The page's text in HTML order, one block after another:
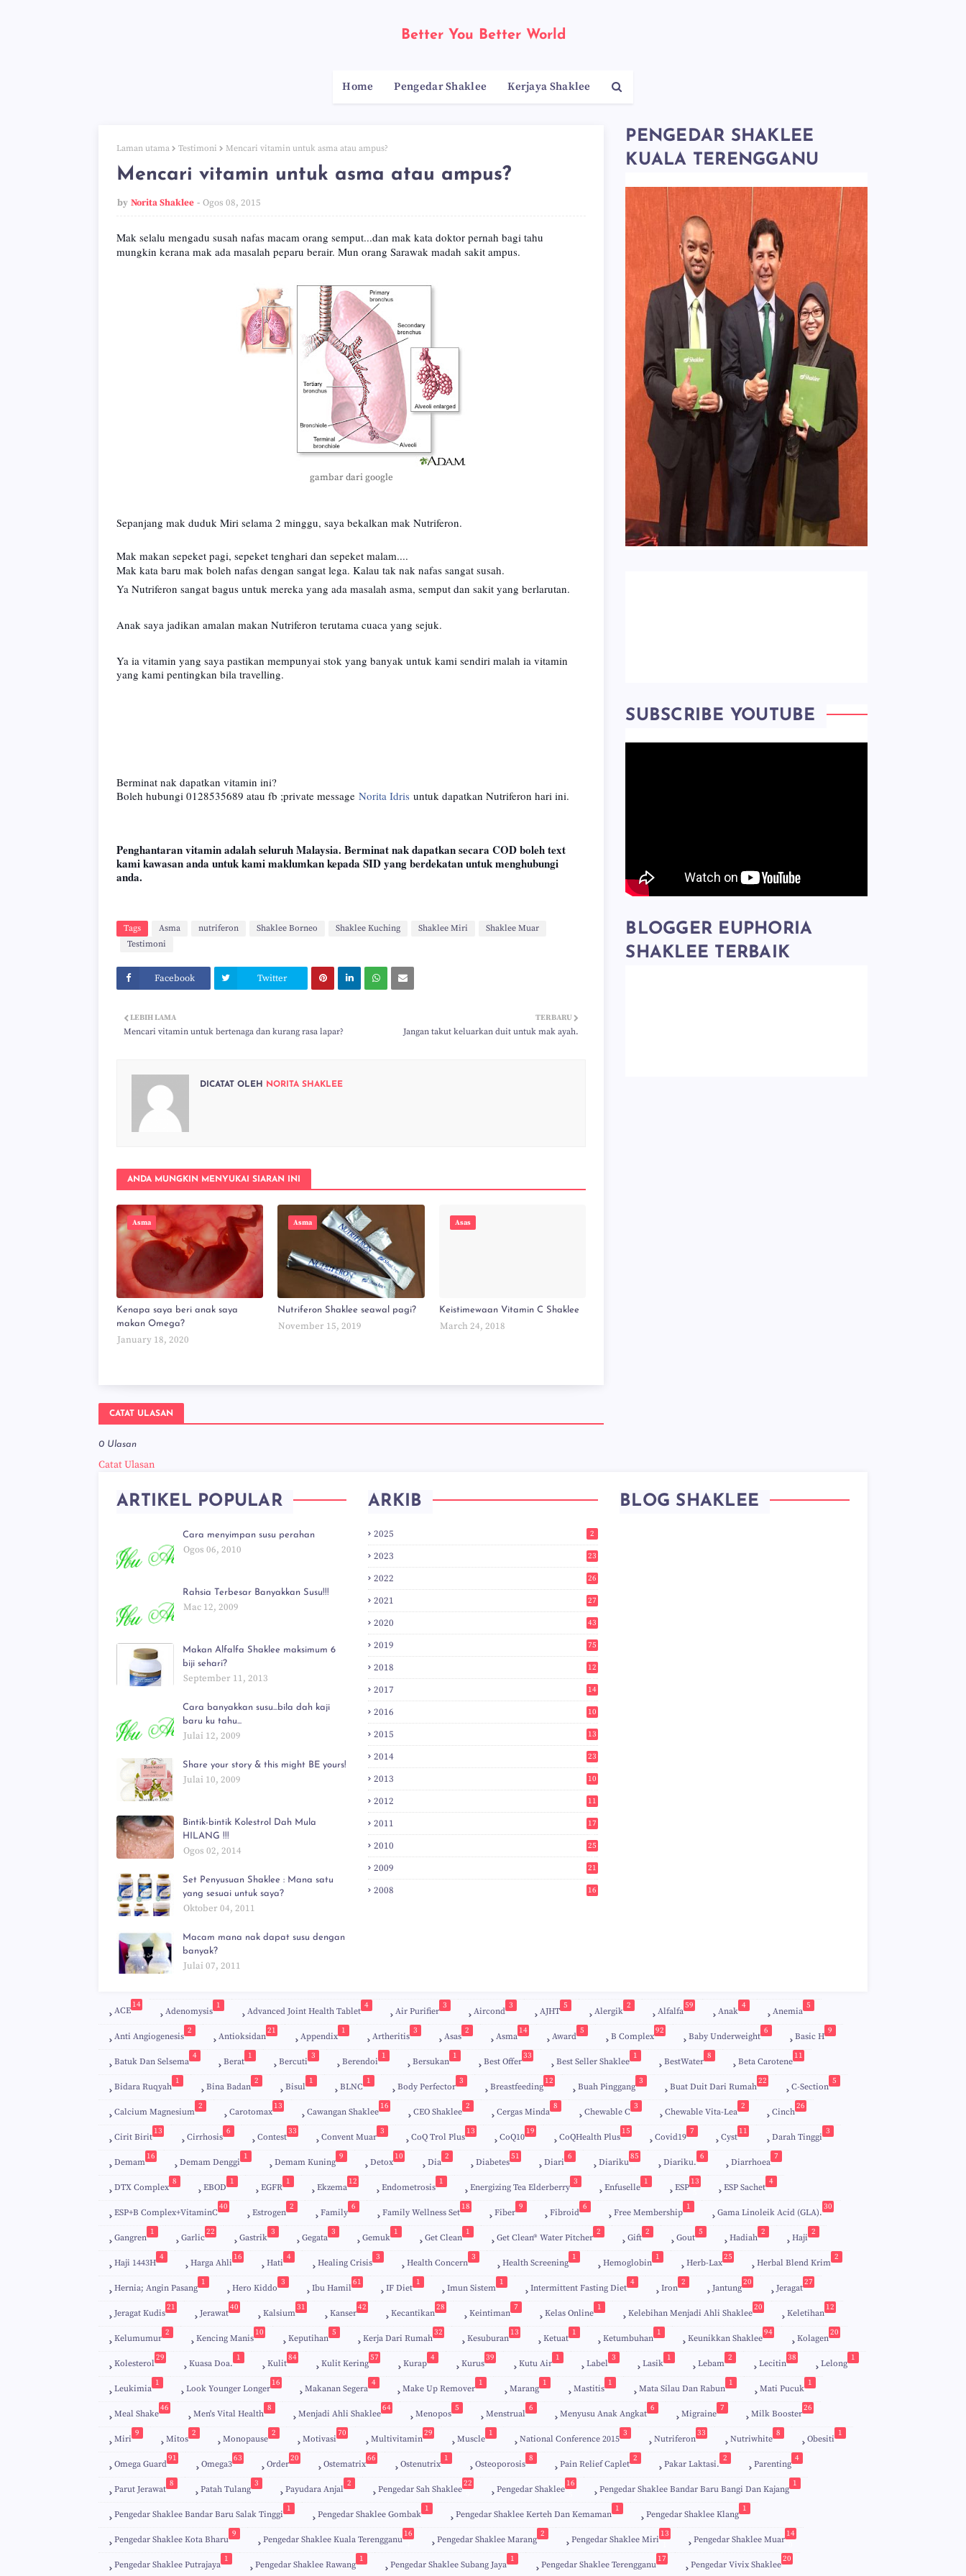
Better You Better World
Home Pengedar Shaklee Kerjaya Shaklee
Laman utama Testimoni Mencari vitamin untuk asma atau ampus?
Mencari vitamin untuk asma atau ampus?
by Norita Shaklee Ogos 08, 2015
Mak selalu mengadu susah nafas macam orang semput...dan mak kata doktor pernah bagi tahu
mungkin kerana mak ada masalah peparu berair. Mun orang Sarawak madah sakit ampus.
gambar dari google
Sepanjang mak duduk Miri selama 2 minggu, saya bekalkan mak Nutriferon.
Mak makan sepeket pagi, sepeket tenghari dan sepeket malam....
Mak kata baru mak boleh nafas dengan sangat lega. Kalau tak nak nafas sangat susah.
Ya Nutriferon sangat bagus untuk mereka yang ada masalah asma, semput dan sakit yang berlarutan.
Anak saya jadikan amalan makan Nutriferon terutama cuaca yang sejuk.
Ya ia vitamin yang saya pastikan mempunyai stok yang banyak untuk kami sendiri malah ia vitamin
yang kami pentingkan bila travelling.
Berminat nak dapatkan vitamin ini?
Boleh hubungi 0128535689 atau fb ;private message Norita Idris untuk dapatkan Nutriferon hari ini.
Penghantaran vitamin adalah seluruh Malaysia. Berminat nak dapatkan secara COD boleh text
kami kawasan anda untuk kami maklumkan kepada SID yang berdekatan untuk menghubungi
anda.
Tags Asma nutriferon Shaklee Borneo Shaklee Kuching Shaklee Miri
Shaklee Muar
Testimoni
Facebook Twitter
TERBARU
Jangan takut keluarkan duit untuk mak ayah.
LEBIH LAMA
Mencari vitamin untuk bertenaga dan kurang rasa lapar?
DICATAT OLEH NORITA SHAKLEE
ANDA MUNGKIN MENYUKAI SIARAN INI
Asma
Kenapa saya beri anak saya
makan Omega?
January 18, 2020
Asma
Nutriferon Shaklee seawal pagi?
November 15, 2019
Asas
Keistimewaan Vitamin C Shaklee
March 24, 2018
CATAT ULASAN
0 Ulasan
Catat Ulasan
PENGEDAR SHAKLEE
KUALA TERENGGANU
SUBSCRIBE YOUTUBE
BLOGGER EUPHORIA
SHAKLEE TERBAIK
ARTIKEL POPULAR
Cara menyimpan susu perahan
Ogos 06, 2010
Rahsia Terbesar Banyakkan Susu!!!
Mac 12, 2009
Makan Alfalfa Shaklee maksimum 6
biji sehari?
September 11, 2013
Cara banyakkan susu...bila dah kaji
baru ku tahu...
Julai 12, 2009
Share your story & this might BE yours!
Julai 10, 2009
Bintik-bintik Kolestrol Dah Mula
HILANG !!!
Ogos 02, 2014
Set Penyusuan Shaklee : Mana satu
yang sesuai untuk saya?
Oktober 04, 2011
Macam mana nak dapat susu dengan
banyak?
Julai 07, 2011
ARKIB
2025 2
2023 23
2022 26
2021 27
2020 43
2019 75
2018
12
8
2017
14
2016
10
3
2015
13
7
2014
23
2
2013
10
0
2012
11
3
2011
17
2010
25
0
2009
21
2008
16
BLOG SHAKLEE
ACE
14
Adenomysis
1
Advanced Joint Health Tablet
4
Air Purifier
3
Aircond
3
AJHT
5
Alergik
2
Alfalfa
59
Anak
4
Anemia
5
Anti Angiogenesis
2
Antioksidan
21
Appendix
1
Artheritis
3
Asas
2
Asma
14
Award
5
B Complex
92
Baby Underweight
6
Basic H
9
Batuk Dan Selsema
4
Berat
1
Bercuti
3
Berendoi
1
Bersukan
1
Best Offer
33
Best Seller Shaklee
1
BestWater
8
Beta Carotene
11
Bidara Ruqyah
1
Bina Badan
2
Bisul
1
BLNC
1
Body Perfector
3
Breastfeeding
12
Buah Pinggang
3
Buat Duit Dari Rumah
22
C-Section
5
Calcium Magnesium
2
Carotomax
13
Cawangan Shaklee
16
CEO Shaklee
2
Cergas Minda
8
Chewable C
3
Chewable Vita-Lea
2
Cinch
26
Cirit Birit
13
Cirrhosis
6
Contest
33
Convent Muar
3
CoQ Trol Plus
13
CoQ10
19
CoQHealth Plus
15
Covid19
7
Cyst
11
Darah Tinggi
3
Demam
16
Demam Denggi
1
Demam Kuning
9
Detox
10
Dia
2
Diabetes
51
Diari
6
Diariku
85
Diariku.
6
Diarrhoea
7
DTX Complex
8
EBOD
1
EGFR
1
Ekzema
12
Endometrosis
1
Energizing Tea Elderberry
3
Enfuselle
1
ESP
13
ESP Sachet
4
ESP+B Complex+VitaminC
40
Estrogen
2
Family
6
Family Wellness Set
18
Fiber
9
Fibroid
6
Free Membership
1
Gama Linoleik Acid (GLA).
30
Gangren
1
Garlic
22
Gastrik
3
Gegata
3
Gemuk
1
Get Clean
1
Get Clean® Water Pitcher
2
Gift
2
Gout
5
Hadiah
2
Haji
2
Haji 1443H
4
Harga Ahli
16
Hati
4
Healing Crisis
3
Health Concern
3
Health Screening
1
Hemoglobin
1
Herb-Lax
25
Herbal Blend Krim
2
Hernia; Angin Pasang
1
Hero Kiddo
3
Ibu Hamil
61
IF Diet
1
Imun Sistem
1
Intermittent Fasting Diet
4
Iron
2
Jantung
20
Jeragat
27
Jeragat Kudis
21
Jerawat
40
Kalsium
31
Kanser
42
Kecantikan
28
Keintiman
7
Kelas Online
1
Kelebihan Menjadi Ahli Shaklee
20
Keletihan
12
Kelumumur
2
Kencing Manis
10
Keputihan
5
Kerja Dari Rumah
32
Kesuburan
13
Ketuat
1
Ketumbuhan
1
Keunikkan Shaklee
94
Kolagen
20
Kolesterol
29
Kuasa Doa.
1
Kulit
84
Kulit Kering
57
Kurap
4
Kurus
39
Kutu Air
1
Label
3
Lasik
1
Lebam
2
Lecitin
38
Lelong
1
Leukimia
1
Look Younger Longer
16
Makanan Segera
4
Make Up Remover
1
Marang
1
Mastitis
1
Mata Silau Dan Rabun
1
Mati Pucuk
1
Meal Shake
46
Men's Vital Health
8
Menjadi Ahli Shaklee
64
Menopos
5
Menstrual
6
Menyusu Anak Angkat
6
Migraine
7
Milk Booster
26
Miri
9
Mitos
2
Monopause
2
Motivasi
70
Multivitamin
29
Muscle
1
National Conference 2015
3
Nutriferon
33
Nutriwhite
8
Obesiti
1
Omega Guard
91
Omega3
63
Order
20
Ostematrix
66
Ostenutrix
1
Osteoporosis
8
Pain Relief Caplet
2
Pakar Laktasi.
2
Parenting
4
Parut Jerawat
8
Patah Tulang
3
Payudara Anjal
2
Pengedar Sah Shaklee
22
Pengedar Shaklee
16
Pengedar Shaklee Bandar Baru Bangi Dan Kajang
1
Pengedar Shaklee Bandar Baru Salak Tinggi
1
Pengedar Shaklee Gombak
1
Pengedar Shaklee Kerteh Dan Kemaman
1
Pengedar Shaklee Klang
1
Pengedar Shaklee Kota Bharu
9
Pengedar Shaklee Kuala Terengganu
16
Pengedar Shaklee Marang
2
Pengedar Shaklee Miri
13
Pengedar Shaklee Muar
14
Pengedar Shaklee Putrajaya
1
Pengedar Shaklee Rawang
1
Pengedar Shaklee Subang Jaya
1
Pengedar Shaklee Terengganu
17
Pengedar Vivix Shaklee
20